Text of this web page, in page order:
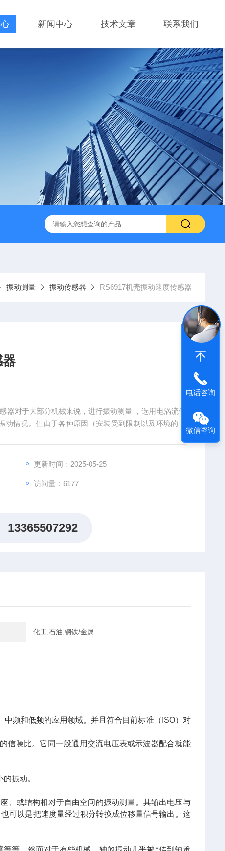
新闻中心 技术文章 联系我们
振动测量 振动传感器 RS6917机壳振动速度传感器
器
器对于大部分机械来说，进行振动测量 ，选用电涡流传
情况。但由于各种原因（安装受到限制以及环境的因
更新时间：2025-05-25
访问量：6177
13365507292
化工,石油,钢铁/金属
中频和低频的应用领域。并且符合目前标准（ISO）对
信噪比。它同一般通用交流电压表或示波器配合就能
的振动。
、或结构相对于自由空间的振动测量。其输出电压与
可以是把速度量经过积分转换成位移量信号输出。这
等。然而对于有些机械，轴的振动几乎被*传到轴承
电话咨询
微信咨询